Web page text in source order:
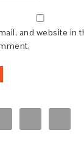
and website in